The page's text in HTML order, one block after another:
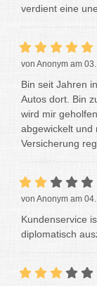
verdient eine
von Anonym am
Bin seit Jahren
Autos dort. Bin
wird mir
abgewickelt und
Versicherung
von Anonym am
Kundenservice
diplomatisch